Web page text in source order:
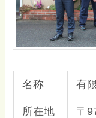
名称 有
所在地 〒